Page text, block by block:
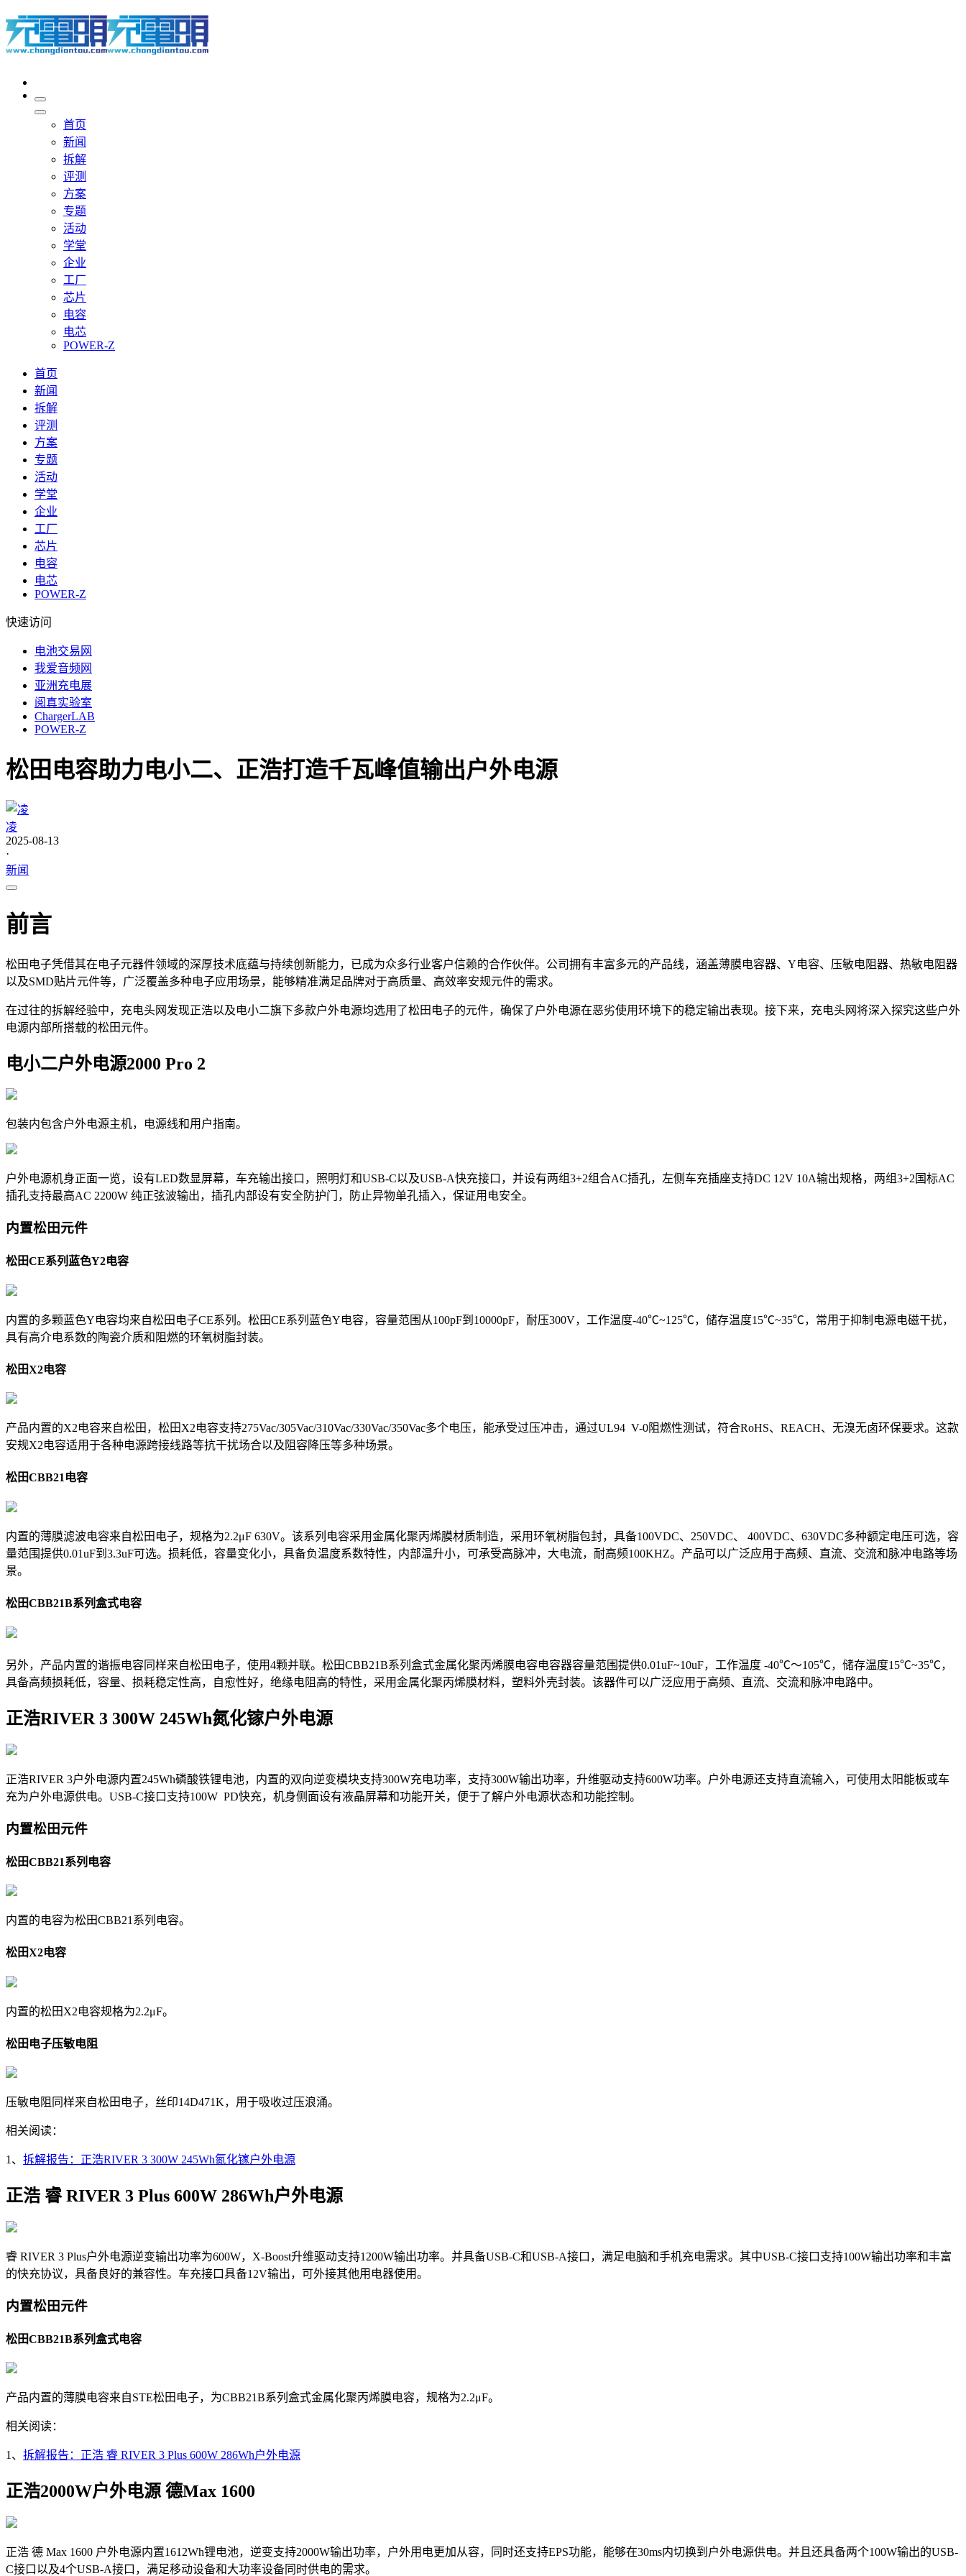
首页
新闻
拆解
评测
方案
专题
活动
学堂
企业
工厂
芯片
电容
电芯
POWER-Z
首页
新闻
拆解
评测
方案
专题
活动
学堂
企业
工厂
芯片
电容
电芯
POWER-Z
快速访问
电池交易网
我爱音频网
亚洲充电展
阅真实验室
ChargerLAB
POWER-Z
松田电容助力电小二、正浩打造千瓦峰值输出户外电源
凌
2025-08-13
·
新闻
前言
松田电子凭借其在电子元器件领域的深厚技术底蕴与持续创新能力，已成为众多行业客户信赖的合作伙伴。公司拥有丰富多元的产品线，涵盖薄膜电容器、Y电容、压敏电阻器、热敏电阻器
以及SMD贴片元件等，广泛覆盖多种电子应用场景，能够精准满足品牌对于高质量、高效率安规元件的需求。
在过往的拆解经验中，充电头网发现正浩以及电小二旗下多款户外电源均选用了松田电子的元件，确保了户外电源在恶劣使用环境下的稳定输出表现。接下来，充电头网将深入探究这些户外
电源内部所搭载的松田元件。
电小二户外电源2000 Pro 2
包装内包含户外电源主机，电源线和用户指南。
户外电源机身正面一览，设有LED数显屏幕，车充输出接口，照明灯和USB-C以及USB-A快充接口，并设有两组3+2组合AC插孔， 左侧车充插座支持DC 12V 10A输出规格，两组3+2国标AC
插孔支持最高AC 2200W 纯正弦波输出，插孔内部设有安全防护门，防止异物单孔插入，保证用电安全。
内置松田元件
松田CE系列蓝色Y2电容
内置的多颗蓝色Y电容均来自松田电子CE系列 。 松田CE系列蓝色Y电容，容量范围从100pF到10000pF，耐压300V，工作温度-40℃~125℃，储存温度15℃~35℃，常用于抑制电源电磁干扰，
具有高介电系数的陶瓷介质和阻燃的环氧树脂封装。
松田X2电容
产品内置的X2电容来自松田，松田X2电容支持275Vac/305Vac/310Vac/330Vac/350Vac多个电压，能承受过压冲击，通过UL94 V-0阻燃性测试，符合RoHS、REACH、无溴无卤环保要求。这款
安规X2电容适用于各种电源跨接线路等抗干扰场合以及阻容降压等多种场景。
松田CBB21电容
内置的薄膜滤波电容来自松田电子，规格为2.2μF 630V。 该系列电容采用金属化聚丙烯膜材质制造，采用环氧树脂包封，具备100VDC、250VDC、 400VDC、630VDC多种额定电压可选，容
量范围提供0.01uF到3.3uF可选。损耗低，容量变化小，具备负温度系数特性，内部温升小，可承受高脉冲，大电流，耐高频100KHZ。产品可以广泛应用于高频、直流、交流和脉冲电路等场
景。
松田CBB21B系列盒式电容
另外，产品内置的谐振电容同样来自松田电子，使用4颗并联。 松田CBB21B系列盒式金属化聚丙烯膜电容电容器容量范围提供0.01uF~10uF，工作温度 -40℃～105℃，储存温度15℃~35℃，
具备高频损耗低，容量、损耗稳定性高，自愈性好，绝缘电阻高的特性，采用金属化聚丙烯膜材料，塑料外壳封装。该器件可以广泛应用于高频、直流、交流和脉冲电路中。
正浩RIVER 3 300W 245Wh氮化镓户外电源
正浩RIVER 3户外电源内置245Wh磷酸铁锂电池，内置的双向逆变模块支持300W充电功率，支持300W输出功率，升维驱动支持600W功率。户外电源还支持直流输入，可使用太阳能板或车
充为户外电源供电。USB-C接口支持100W PD快充，机身侧面设有液晶屏幕和功能开关，便于了解户外电源状态和功能控制。
内置松田元件
松田CBB21系列电容
内置的电容为松田CBB21系列电容。
松田X2电容
内置的松田X2电容规格为2.2μF。
松田电子压敏电阻
压敏电阻同样来自松田电子，丝印14D471K，用于吸收过压浪涌。
相关阅读：
1、 拆解报告：正浩RIVER 3 300W 245Wh氮化镓户外电源
正浩 睿 RIVER 3 Plus 600W 286Wh户外电源
睿 RIVER 3 Plus户外电源逆变输出功率为600W，X-Boost升维驱动支持1200W输出功率。并具备USB-C和USB-A接口，满足电脑和手机充电需求。其中USB-C接口支持100W输出功率和丰富
的快充协议，具备良好的兼容性。车充接口具备12V输出，可外接其他用电器使用。
内置松田元件
松田CBB21B系列盒式电容
产品内置的薄膜电容来自STE松田电子，为CBB21B系列盒式金属化聚丙烯膜电容，规格为2.2μF。
相关阅读：
1、 拆解报告：正浩 睿 RIVER 3 Plus 600W 286Wh户外电源
正浩2000W户外电源 德Max 1600
正浩 德 Max 1600 户外电源内置1612Wh锂电池，逆变支持2000W输出功率，户外用电更加从容，同时还支持EPS功能，能够在30ms内切换到户外电源供电。并且还具备两个100W输出的USB-
C接口以及4个USB-A接口，满足移动设备和大功率设备同时供电的需求。